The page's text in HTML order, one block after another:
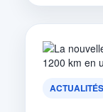
ACTUALITÉS